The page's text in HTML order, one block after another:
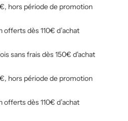
hors période de promotion
offerts dès 110€ d’achat
sans frais dès 150€ d'achat
hors période de promotion
offerts dès 110€ d’achat